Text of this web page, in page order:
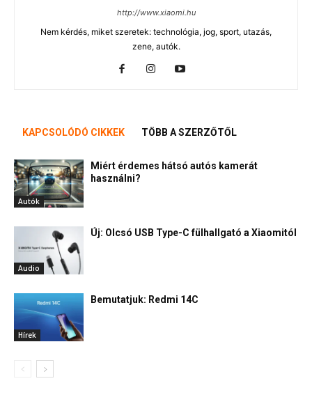
http://www.xiaomi.hu
Nem kérdés, miket szeretek: technológia, jog, sport, utazás,
zene, autók.
KAPCSOLÓDÓ CIKKEK TÖBB A SZERZŐTŐL
Autók
Miért érdemes hátsó autós kamerát
használni?
Audio
Új: Olcsó USB Type-C fülhallgató a Xiaomitól
Hírek
Bemutatjuk: Redmi 14C